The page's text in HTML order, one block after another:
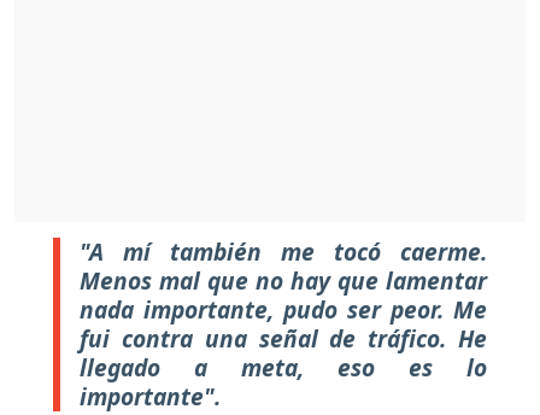
"A mí también me tocó caerme.
Menos mal que no hay que lamentar
nada importante, pudo ser peor. Me
fui contra una señal de tráfico. He
llegado a meta, eso es lo
importante".